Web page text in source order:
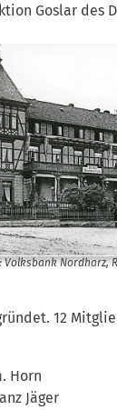
Goslar des
Volksbank Nordharz,
12
Horn
Jäger